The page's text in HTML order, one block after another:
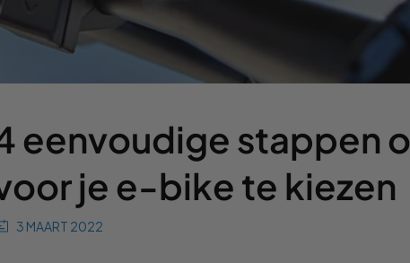
eenvoudige stappen
je e-bike te kiezen
3 MAART 2022